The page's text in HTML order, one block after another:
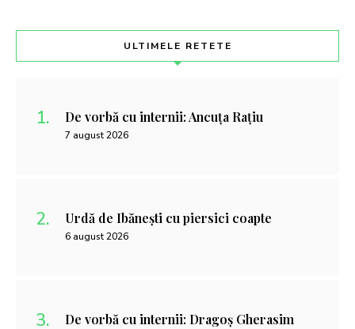
ULTIMELE RETETE
De vorbă cu internii: Ancuța Rațiu
7 august 2026
Urdă de Ibănești cu piersici coapte
6 august 2026
De vorbă cu internii: Dragoș Gherasim